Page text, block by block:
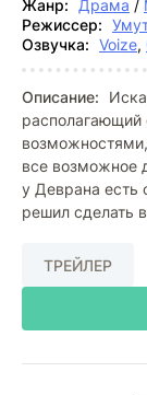
Жанр:
Драма /
Режиссер:
Озвучка: Voize,
Описание:
все возможное
у Деврана есть
решил сделать
ТРЕЙЛЕР